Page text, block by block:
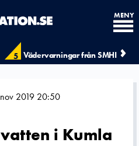
5 Vädervarningar från SMHI
MENY
2019 20:50
i Kumla